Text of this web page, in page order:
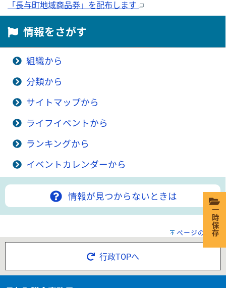
「長与町地域商品券」を配布します
情報をさがす
組織から
分類から
サイトマップから
ライフイベントから
ランキングから
イベントカレンダーから
情報が見つからないときは
ページの先頭へ
行政TOPへ
一時保存